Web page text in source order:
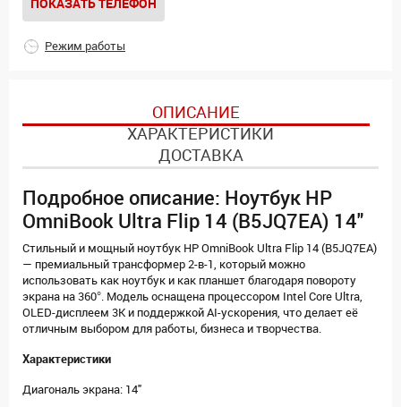
ПОКАЗАТЬ ТЕЛЕФОН
Режим работы
ОПИСАНИЕ
ХАРАКТЕРИСТИКИ
ДОСТАВКА
Подробное описание: Ноутбук HP
OmniBook Ultra Flip 14 (B5JQ7EA) 14"
Стильный и мощный ноутбук HP OmniBook Ultra Flip 14 (B5JQ7EA)
— премиальный трансформер 2-в-1, который можно
использовать как ноутбук и как планшет благодаря повороту
экрана на 360°. Модель оснащена процессором Intel Core Ultra,
OLED-дисплеем 3K и поддержкой AI-ускорения, что делает её
отличным выбором для работы, бизнеса и творчества.
Характеристики
Диагональ экрана: 14"